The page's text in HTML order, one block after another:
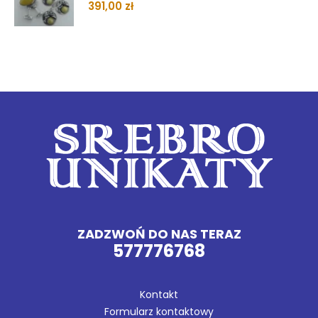
391,00 zł
ZADZWOŃ DO NAS TERAZ
577776768
Kontakt
Formularz kontaktowy